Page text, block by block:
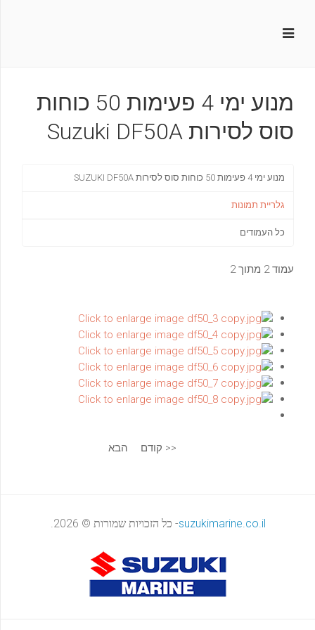
מנוע ימי 4 פעימות 50 כוחות
סוס לסירות Suzuki DF50A
מנוע ימי 4 פעימות 50 כוחות סוס לסירות SUZUKI DF50A
גלריית תמונות
כל העמודים
עמוד 2 מתוך 2
<< קודם הבא
suzukimarine.co.il- כל הזכויות שמורות © 2026.